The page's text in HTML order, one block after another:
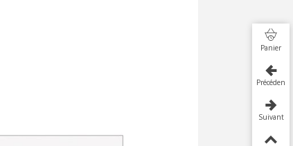
Panier
Précédent
Suivant